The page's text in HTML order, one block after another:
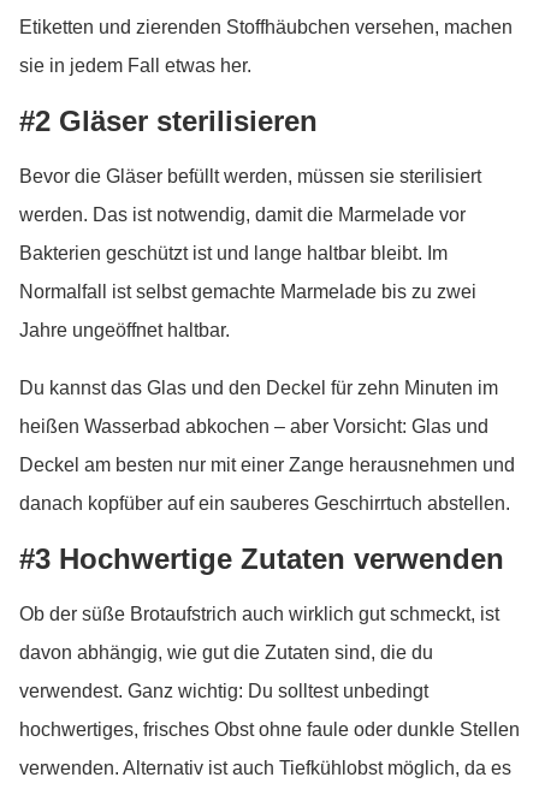
Etiketten und zierenden Stoffhäubchen versehen, machen
sie in jedem Fall etwas her.
#2 Gläser sterilisieren
Bevor die Gläser befüllt werden, müssen sie sterilisiert
werden. Das ist notwendig, damit die Marmelade vor
Bakterien geschützt ist und lange haltbar bleibt. Im
Normalfall ist selbst gemachte Marmelade bis zu zwei
Jahre ungeöffnet haltbar.
Du kannst das Glas und den Deckel für zehn Minuten im
heißen Wasserbad abkochen – aber Vorsicht: Glas und
Deckel am besten nur mit einer Zange herausnehmen und
danach kopfüber auf ein sauberes Geschirrtuch abstellen.
#3 Hochwertige Zutaten verwenden
Ob der süße Brotaufstrich auch wirklich gut schmeckt, ist
davon abhängig, wie gut die Zutaten sind, die du
verwendest. Ganz wichtig: Du solltest unbedingt
hochwertiges, frisches Obst ohne faule oder dunkle Stellen
verwenden. Alternativ ist auch Tiefkühlobst möglich, da es